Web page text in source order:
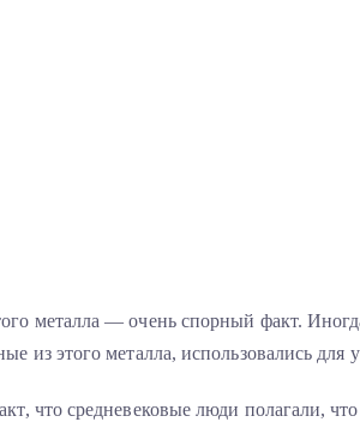
металла — очень спорный факт.
из этого металла, использовались
что средневековые люди полагали,